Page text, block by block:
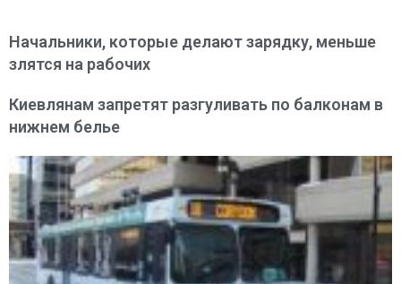
Начальники, которые делают зарядку, меньше
злятся на рабочих
Киевлянам запретят разгуливать по балконам в
нижнем белье